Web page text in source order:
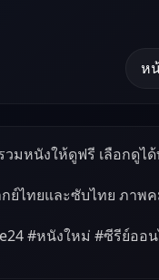
ห
มหนังให้ดูฟรี เลือกดูไ
กย์ไทยและซับไทย ภา
#หนังใหม่ #ซีรีย์ออ